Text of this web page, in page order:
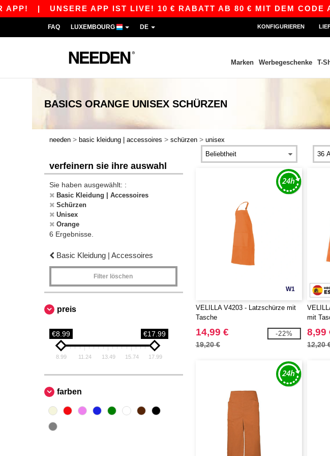
| UNSERE APP IST LIVE! 10 € RABATT AB 80 € MIT DEM CODE
FAQ LUXEMBOURG DE KONFIGURIEREN
Marken Werbegeschenke T-
BASICS ORANGE UNISEX SCHÜRZEN
needen > basic kleidung | accessoires > schürzen > unisex
verfeinern sie ihre auswahl
Sie haben ausgewählt: :
Basic Kleidung | Accessoires
Schürzen
Unisex
Orange
6 Ergebnisse.
Basic Kleidung | Accessoires
Filter löschen
preis
€8.99 €17.99
8.99 11.24 13.49 15.74 17.99
farben
W1
VELILLA V4203 - Latzschürze mit
Tasche
14,99 €
19,20 €
-22%
mit
8,99
12,20